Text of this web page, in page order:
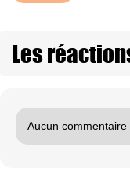
Les
Aucun commentaire